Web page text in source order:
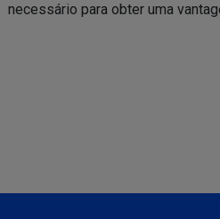
necessário para obter uma